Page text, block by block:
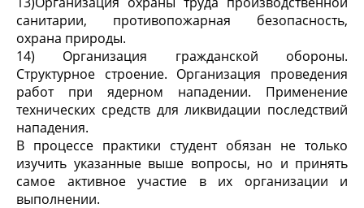
санитарии, противопожарная безопасность,
охрана природы.
14) Организация гражданской обороны.
Структурное строение. Организация проведения
работ при ядерном нападении. Применение
технических средств для ликвидации последствий
нападения.
В процессе практики студент обязан не только
изучить указанные выше вопросы, но и принять
самое активное участие в их организации и
выполнении.